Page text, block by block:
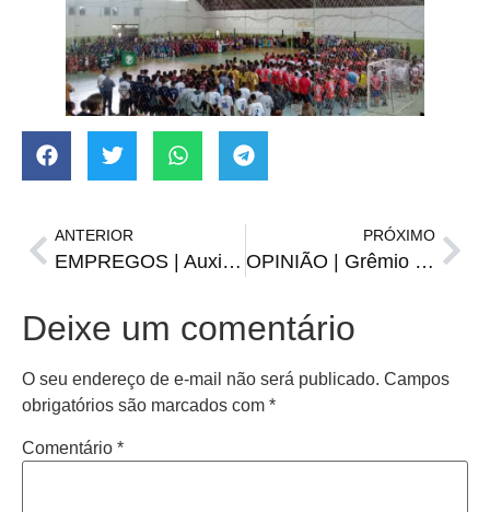
ANTERIOR
EMPREGOS | Auxiliar de produção, operador financeiro e outras vagas da FGTAS/Sine
PRÓXIMO
OPINIÃO | Grêmio e Inter querem algo mais em 2024
Deixe um comentário
O seu endereço de e-mail não será publicado. Campos
obrigatórios são marcados com *
Comentário *